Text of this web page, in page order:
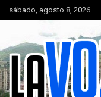
Saltar
al
sábado, agosto 8, 2026